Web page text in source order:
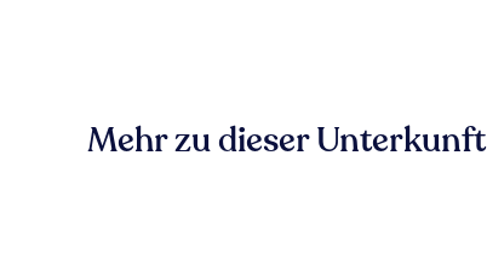
Mehr zu dieser Unterkunft